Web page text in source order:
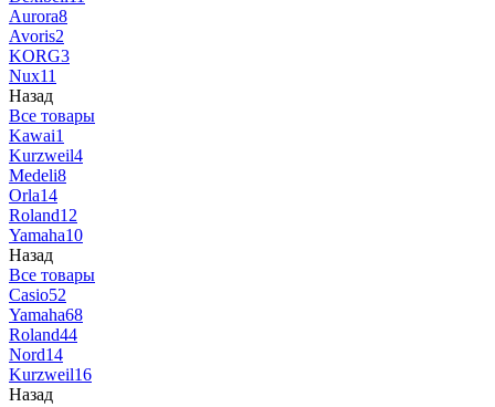
Aurora8
Avoris2
KORG3
Nux11
Назад
Все товары
Kawai1
Kurzweil4
Medeli8
Orla14
Roland12
Yamaha10
Назад
Все товары
Casio52
Yamaha68
Roland44
Nord14
Kurzweil16
Назад